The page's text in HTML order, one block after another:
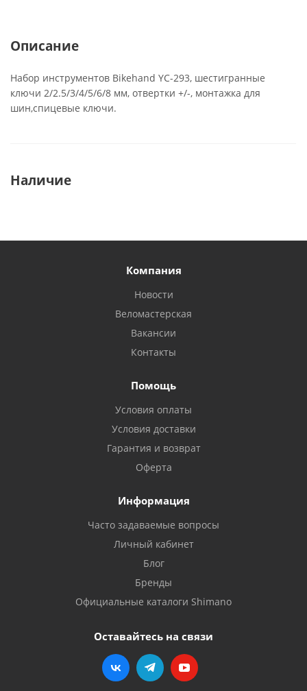
Описание
Набор инструментов Bikehand YC-293, шестигранные
ключи 2/2.5/3/4/5/6/8 мм, отвертки +/-, монтажка для
шин,спицевые ключи.
Наличие
Компания
Новости
Веломастерская
Вакансии
Контакты
Помощь
Условия оплаты
Условия доставки
Гарантия и возврат
Оферта
Информация
Часто задаваемые вопросы
Личный кабинет
Блог
Бренды
Официальные каталоги Shimano
Оставайтесь на связи